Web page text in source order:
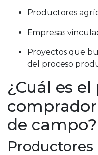
Productores
Empresas
Proyectos que
del proceso
¿Cuál es
de campo?
Productores